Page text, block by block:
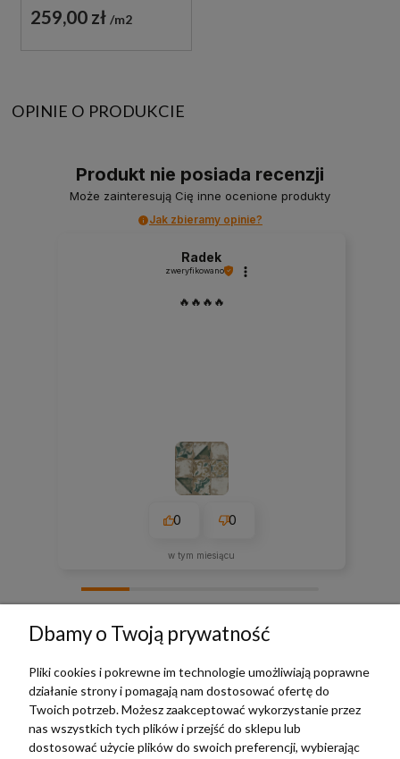
259,00 zł m2
OPINIE O PRODUKCIE
Produkt nie posiada recenzji
Może zainteresują Cię inne ocenione produkty
Jak zbieramy opinie?
Radek
zweryfikowano
🔥🔥🔥🔥
0 0
w tym miesiącu
TERRADECO
BAZA WIEDZY
Dbamy o Twoją prywatność
Pliki cookies i pokrewne im technologie umożliwiają poprawne
działanie strony i pomagają nam dostosować ofertę do
Twoich potrzeb. Możesz zaakceptować wykorzystanie przez
nas wszystkich tych plików i przejść do sklepu lub
dostosować użycie plików do swoich preferencji, wybierając